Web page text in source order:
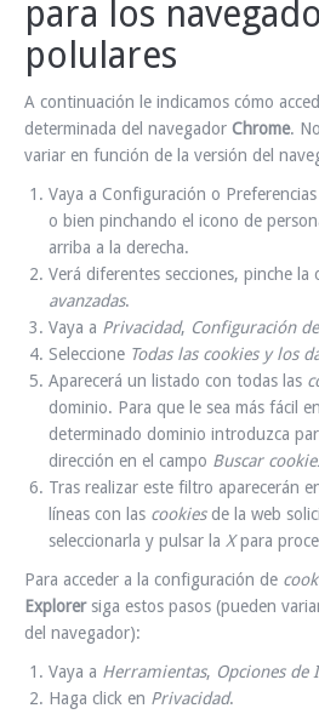
para los
polulares
A continuación le indicamos cómo
determinada del navegador Chrome.
variar en función de la versión del
Vaya a Configuración o
o bien pinchando el icono de
arriba a la derecha.
Verá diferentes secciones, pinche la
avanzadas.
Vaya a Privacidad, Configuración
Seleccione Todas las cookiesy los
Aparecerá un listado con todas las
dominio. Para que le sea más fácil
determinado dominio introduzca
dirección en el campo Buscar
Tras realizar este filtro aparecerán
líneas con las cookiesde la web
seleccionarla y pulsar la Xpara
Para acceder a la configuración de
Explorersiga estos pasos (pueden
del navegador):
Vaya a Herramientas, Opciones de
Haga click en Privacidad.